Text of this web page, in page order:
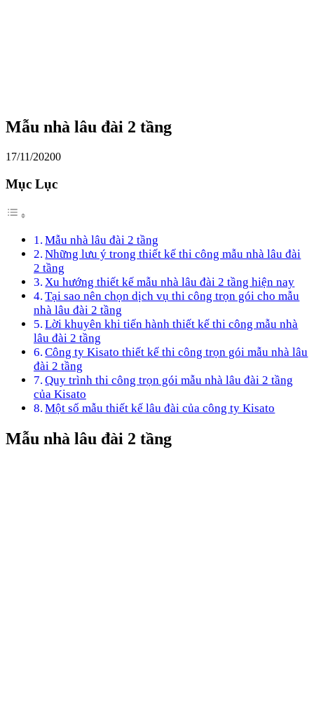
Mẫu nhà lâu đài 2 tầng
17/11/20200
Mục Lục
Mẫu nhà lâu đài 2 tầng
Những lưu ý trong thiết kế thi công mẫu nhà lâu đài
2 tầng
Xu hướng thiết kế mẫu nhà lâu đài 2 tầng hiện nay
Tại sao nên chọn dịch vụ thi công trọn gói cho mẫu
nhà lâu đài 2 tầng
Lời khuyên khi tiến hành thiết kế thi công mẫu nhà
lâu đài 2 tầng
Công ty Kisato thiết kế thi công trọn gói mẫu nhà lâu
đài 2 tầng
Quy trình thi công trọn gói mẫu nhà lâu đài 2 tầng
của Kisato
Một số mẫu thiết kế lâu đài của công ty Kisato
Mẫu nhà lâu đài 2 tầng